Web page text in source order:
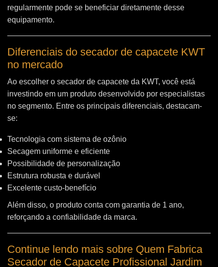
regularmente pode se beneficiar diretamente desse
equipamento.
Diferenciais do secador de capacete KWT
no mercado
Ao escolher o secador de capacete da KWT, você está
investindo em um produto desenvolvido por especialistas
no segmento. Entre os principais diferenciais, destacam-
se:
Tecnologia com sistema de ozônio
Secagem uniforme e eficiente
Possibilidade de personalização
Estrutura robusta e durável
Excelente custo-benefício
Além disso, o produto conta com garantia de 1 ano,
reforçando a confiabilidade da marca.
Continue lendo mais sobre Quem Fabrica
Secador de Capacete Profissional Jardim